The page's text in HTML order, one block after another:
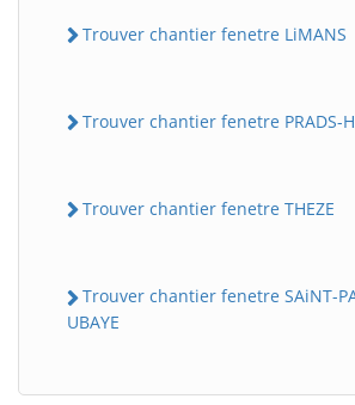
Trouver chantier fenetre LiMANS
Trouver chantier fenetre PRADS-
Trouver chantier fenetre THEZE
Trouver chantier fenetre SAiNT-
UBAYE
BatiWebPro